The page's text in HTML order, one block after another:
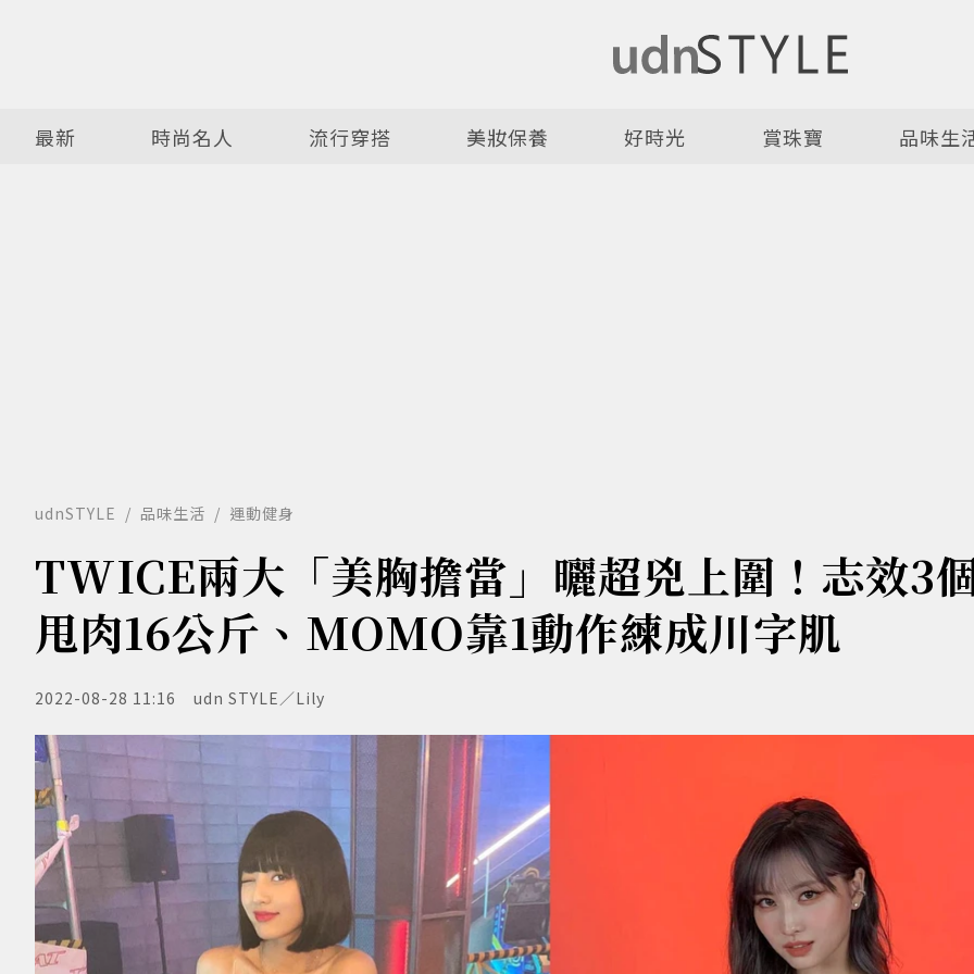
最新 時尚名人 流行穿搭 美妝保養 好時光 賞珠寶 品味生
udnSTYLE 品味生活 運動健身
TWICE兩大「美胸擔當」曬超兇上圍！志效3
甩肉16公斤、MOMO靠1動作練成川字肌
2022-08-28 11:16 udn STYLE／Lily